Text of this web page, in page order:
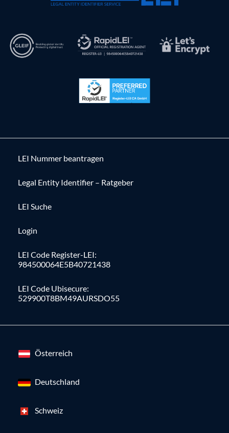
LEI Nummer beantragen
Legal Entity Identifier – Ratgeber
LEI Suche
Login
LEI Code Register-LEI:
984500064E5B40721438
LEI Code Ubisecure:
529900T8BM49AURSDO55
Österreich
Deutschland
Schweiz